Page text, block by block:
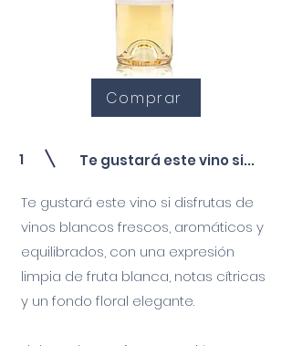
Comprar
1 Te gustará este vino si...
Te gustará este vino si disfrutas de
vinos blancos frescos, aromáticos y
equilibrados, con una expresión
limpia de fruta blanca, notas cítricas
y un fondo floral elegante.